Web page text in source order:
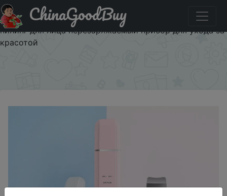
Паридбати з промокодом INFACE60 InFace ms7100
ультразвуковой скребок для кожи лица очищающий
пилинг для лица перезаряжаемый прибор для ухода за
красотой
ChinaGoodBuy